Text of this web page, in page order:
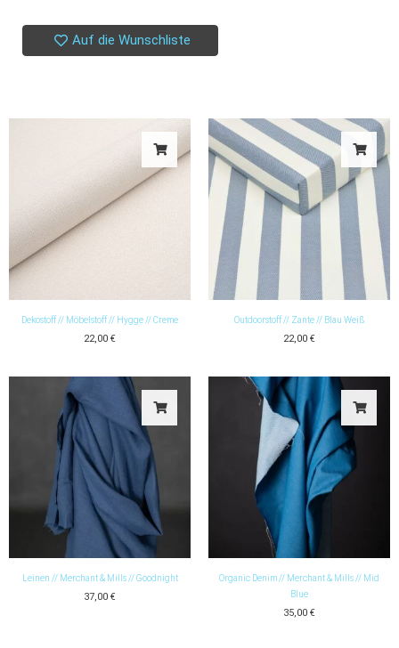
Auf die Wunschliste
Dekostoff // Möbelstoff // Hygge // Creme
22,00 €
Outdoorstoff // Zante // Blau Weiß
22,00 €
Leinen // Merchant & Mills // Goodnight
37,00 €
Organic Denim // Merchant & Mills // Mid
Blue
35,00 €